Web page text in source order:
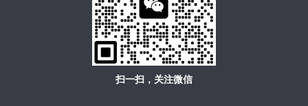
扫一扫，关注微信